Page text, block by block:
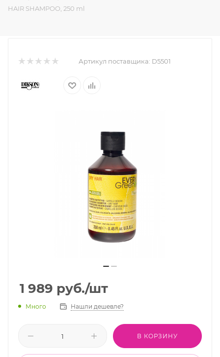
HAIR SHAMPOO, 250 ml
Артикул поставщика: D5501
1 989 руб./шт
Много Нашли дешевле?
В КОРЗИНУ